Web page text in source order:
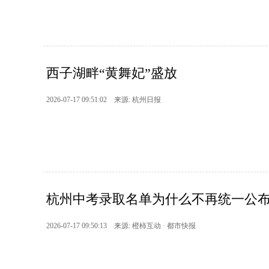
西子湖畔“黄舞妃”盛放
2026-07-17 09:51:02 来源: 杭州日报
杭州中考录取名单为什么不再统一公
2026-07-17 09:50:13 来源: 橙柿互动 · 都市快报